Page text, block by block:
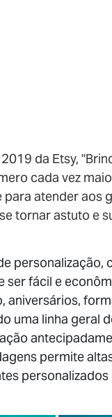
da Etsy,
cada vez
atender aos
tornar astuto e
personalização,
fácil e
aniversários,
uma linha geral
permite